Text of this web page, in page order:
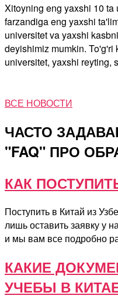
Xitoyning eng yaxshi 10
farzandiga eng yaxshi
universitet va yaxshi
deyishimiz mumkin.
universitet, yaxshi reyting,
ВСЕ НОВОСТИ
ЧАСТО
"FAQ" ПРО
КАК
Поступить в Китай из
лишь оставить заявку у
и мы вам все подробно
КАКИЕ
УЧЕБЫ В